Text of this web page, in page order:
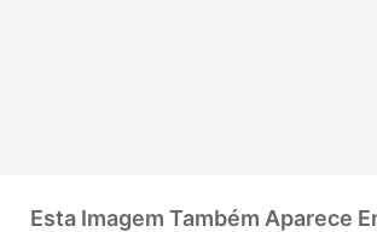
Esta Imagem Também Aparece